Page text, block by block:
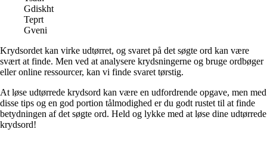
Gdiskht
Teprt
Gveni
Krydsordet kan virke udtørret, og svaret på det søgte ord kan være
svært at finde. Men ved at analysere krydsningerne og bruge ordbøger
eller online ressourcer, kan vi finde svaret tørstig.
At løse udtørrede krydsord kan være en udfordrende opgave, men med
disse tips og en god portion tålmodighed er du godt rustet til at finde
betydningen af det søgte ord. Held og lykke med at løse dine udtørrede
krydsord!